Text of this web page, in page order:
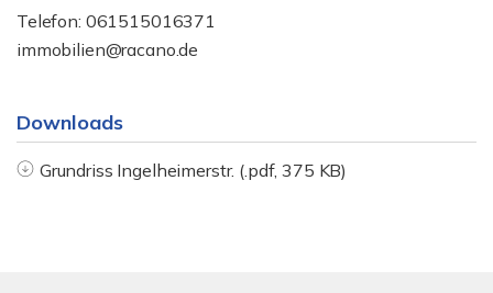
Telefon: 061515016371
immobilien@racano.de
Downloads
Grundriss Ingelheimerstr. (.pdf, 375 KB)